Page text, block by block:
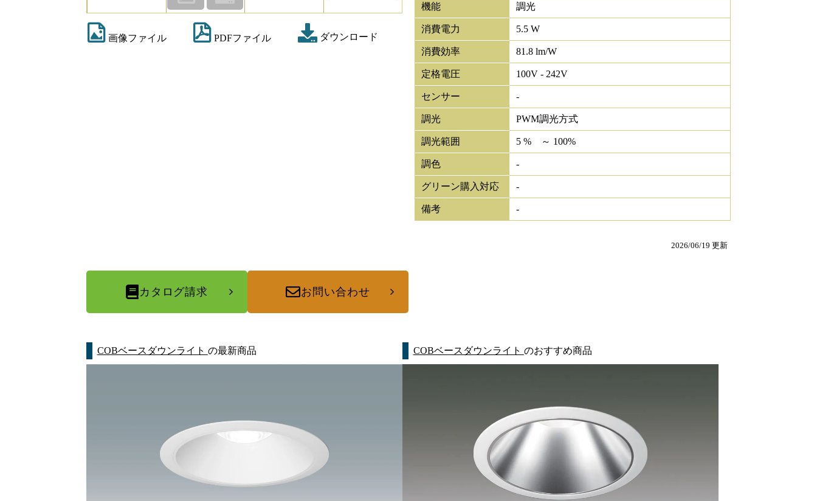
画像ファイル PDFファイル ダウンロード
機能 調光
消費電力 5.5 W
消費効率 81.8 lm/W
定格電圧 100V - 242V
センサー -
調光 PWM調光方式
調光範囲 5 % ～ 100%
調色 -
グリーン購入対応 -
備考 -
2026/06/19 更新
カタログ請求 お問い合わせ
COBベースダウンライト の最新商品 COBベースダウンライト のおすすめ商品